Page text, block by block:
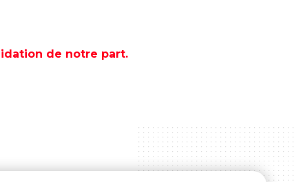
de notre part.